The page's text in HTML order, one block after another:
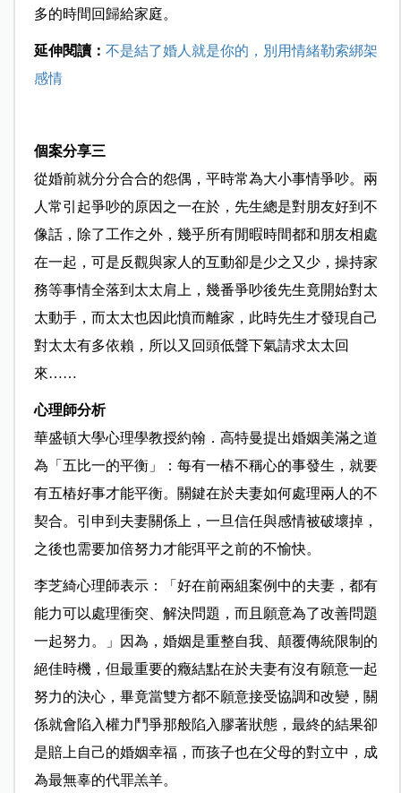
多的時間回歸給家庭。
延伸閱讀： 不是結了婚人就是你的，別用情緒勒索綁架
感情
個案分享三
從婚前就分分合合的怨偶，平時常為大小事情爭吵。兩
人常引起爭吵的原因之一在於，先生總是對朋友好到不
像話，除了工作之外，幾乎所有閒暇時間都和朋友相處
在一起，可是反觀與家人的互動卻是少之又少，操持家
務等事情全落到太太肩上，幾番爭吵後先生竟開始對太
太動手，而太太也因此憤而離家，此時先生才發現自己
對太太有多依賴，所以又回頭低聲下氣請求太太回
來……
心理師分析
華盛頓大學心理學教授約翰．高特曼提出婚姻美滿之道
為「五比一的平衡」：每有一樁不稱心的事發生，就要
有五樁好事才能平衡。關鍵在於夫妻如何處理兩人的不
契合。引申到夫妻關係上，一旦信任與感情被破壞掉，
之後也需要加倍努力才能弭平之前的不愉快。
李芝綺心理師表示：「好在前兩組案例中的夫妻，都有
能力可以處理衝突、解決問題，而且願意為了改善問題
一起努力。」因為，婚姻是重整自我、顛覆傳統限制的
絕佳時機，但最重要的癥結點在於夫妻有沒有願意一起
努力的決心，畢竟當雙方都不願意接受協調和改變，關
係就會陷入權力鬥爭那般陷入膠著狀態，最終的結果卻
是賠上自己的婚姻幸福，而孩子也在父母的對立中，成
為最無辜的代罪羔羊。